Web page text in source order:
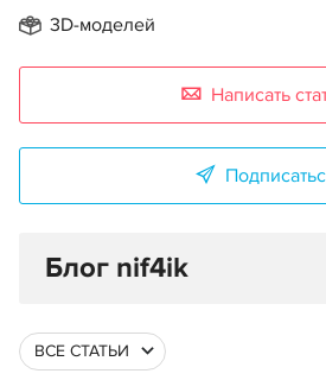
3D-моделей
Написать
Блог nif4ik
ВСЕ СТАТЬИ